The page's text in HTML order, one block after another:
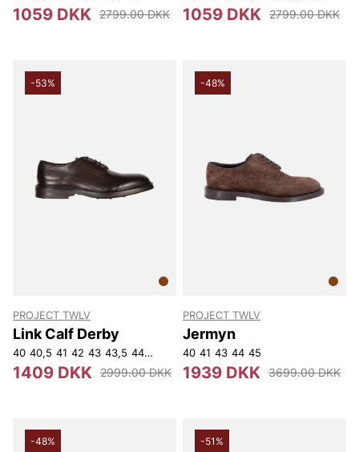
1059 DKK 2799.00 DKK 1059 DKK 2799.00 DKK
-53%
PROJECT TWLV
Link Calf Derby
40 40,5 41 42 43 43,5 44 44,5 45 45,5 46,5 46
1409 DKK 2999.00 DKK
-48%
PROJECT TWLV
Jermyn
40 41 43 44 45
1939 DKK 3699.00 DKK
-48% -51%